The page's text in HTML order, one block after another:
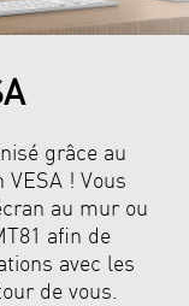
grâce au
! Vous
au mur ou
afin de
avec les
de vous.